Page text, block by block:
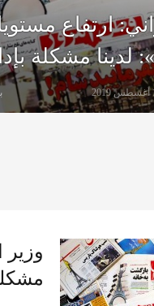
ارتفاع
مشكلة
وزير